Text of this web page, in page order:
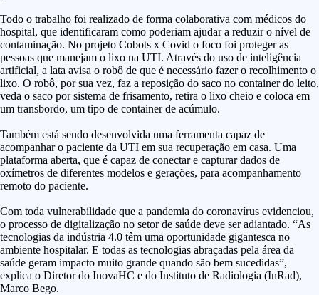
Todo o trabalho foi realizado de forma colaborativa com médicos do
hospital, que identificaram como poderiam ajudar a reduzir o nível de
contaminação. No projeto Cobots x Covid o foco foi proteger as
pessoas que manejam o lixo na UTI. Através do uso de inteligência
artificial, a lata avisa o robô de que é necessário fazer o recolhimento o
lixo. O robô, por sua vez, faz a reposição do saco no container do leito,
veda o saco por sistema de frisamento, retira o lixo cheio e coloca em
um transbordo, um tipo de container de acúmulo.
Também está sendo desenvolvida uma ferramenta capaz de
acompanhar o paciente da UTI em sua recuperação em casa. Uma
plataforma aberta, que é capaz de conectar e capturar dados de
oxímetros de diferentes modelos e gerações, para acompanhamento
remoto do paciente.
Com toda vulnerabilidade que a pandemia do coronavírus evidenciou,
o processo de digitalização no setor de saúde deve ser adiantado. “As
tecnologias da indústria 4.0 têm uma oportunidade gigantesca no
ambiente hospitalar. E todas as tecnologias abraçadas pela área da
saúde geram impacto muito grande quando são bem sucedidas”,
explica o Diretor do InovaHC e do Instituto de Radiologia (InRad),
Marco Bego.